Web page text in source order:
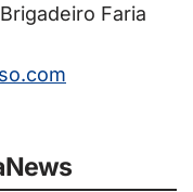
Faria